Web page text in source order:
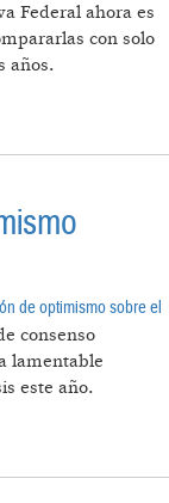
Federal ahora es
con solo
años.
de optimismo sobre el
consenso
lamentable
este año.